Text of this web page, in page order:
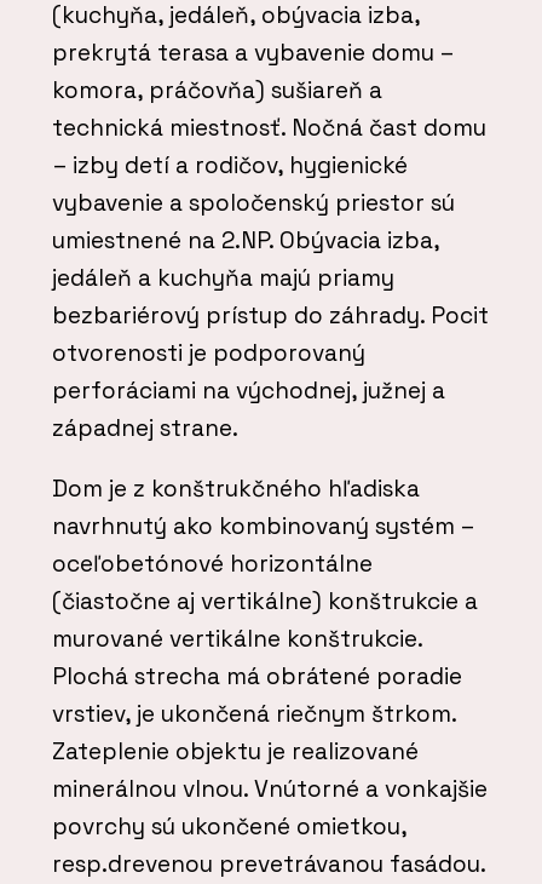
(kuchyňa, jedáleň, obývacia izba,
prekrytá terasa a vybavenie domu –
komora, práčovňa) sušiareň a
technická miestnosť. Nočná čast domu
– izby detí a rodičov, hygienické
vybavenie a spoločenský priestor sú
umiestnené na 2.NP. Obývacia izba,
jedáleň a kuchyňa majú priamy
bezbariérový prístup do záhrady. Pocit
otvorenosti je podporovaný
perforáciami na východnej, južnej a
západnej strane.
Dom je z konštrukčného hľadiska
navrhnutý ako kombinovaný systém –
oceľobetónové horizontálne
(čiastočne aj vertikálne) konštrukcie a
murované vertikálne konštrukcie.
Plochá strecha má obrátené poradie
vrstiev, je ukončená riečnym štrkom.
Zateplenie objektu je realizované
minerálnou vlnou. Vnútorné a vonkajšie
povrchy sú ukončené omietkou,
resp.drevenou prevetrávanou fasádou.